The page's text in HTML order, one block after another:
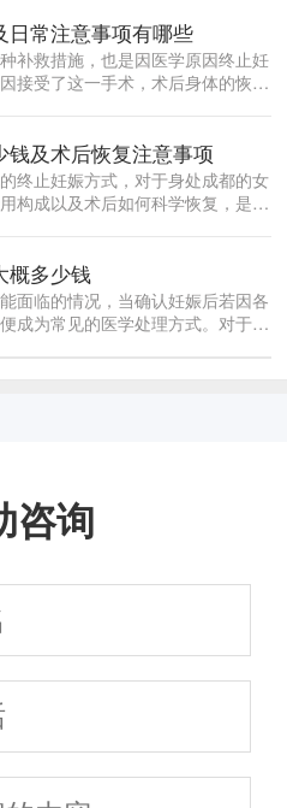
日常注意事项有哪些
补救措施，也是因医学原因终止妊
接受了这一手术，术后身体的恢复
及术后恢复注意事项
终止妊娠方式，对于身处成都的女
构成以及术后如何科学恢复，是做
概多少钱
面临的情况，当确认妊娠后若因各
成为常见的医学处理方式。对于身
咨询